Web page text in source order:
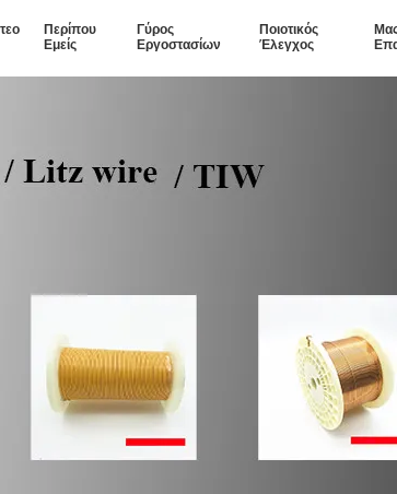
Περίπου
Εμείς
Γύρος
Εργοστασίων
Ποιοτικός
Έλεγχος